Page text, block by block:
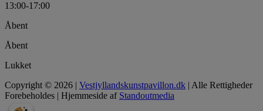
13:00-17:00
Åbent
Åbent
Lukket
Copyright © 2026 | Vestjyllandskunstpavillon.dk | Alle Rettigheder
Forebeholdes | Hjemmeside af Standoutmedia